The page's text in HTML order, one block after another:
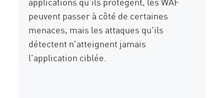
peuvent passer à côté de certaines
menaces, mais les attaques qu'ils
détectent n'atteignent jamais
l'application ciblée.